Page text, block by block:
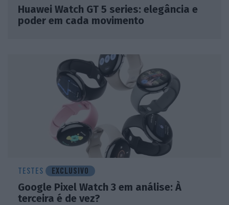
Huawei Watch GT 5 series: elegância e
poder em cada movimento
TESTES EXCLUSIVO
Google Pixel Watch 3 em análise: À
terceira é de vez?